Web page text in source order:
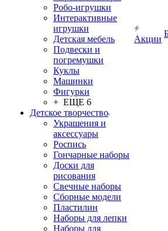
Робо-игрушки
Интерактивные
игрушки
Детская мебель
Подвески и
погремушки
Куклы
Машинки
Фигурки
+ ЕЩЕ 6
Детское творчество
Украшения и
аксессуары
Роспись
Гончарные наборы
Доски для
рисования
Свечные наборы
Сборные модели
Пластилин
Наборы для лепки
Наборы для
Акции